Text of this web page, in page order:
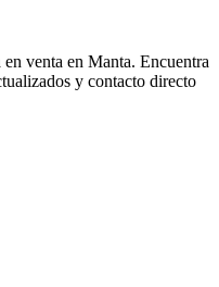
venta en Manta. Encuentra
y contacto directo